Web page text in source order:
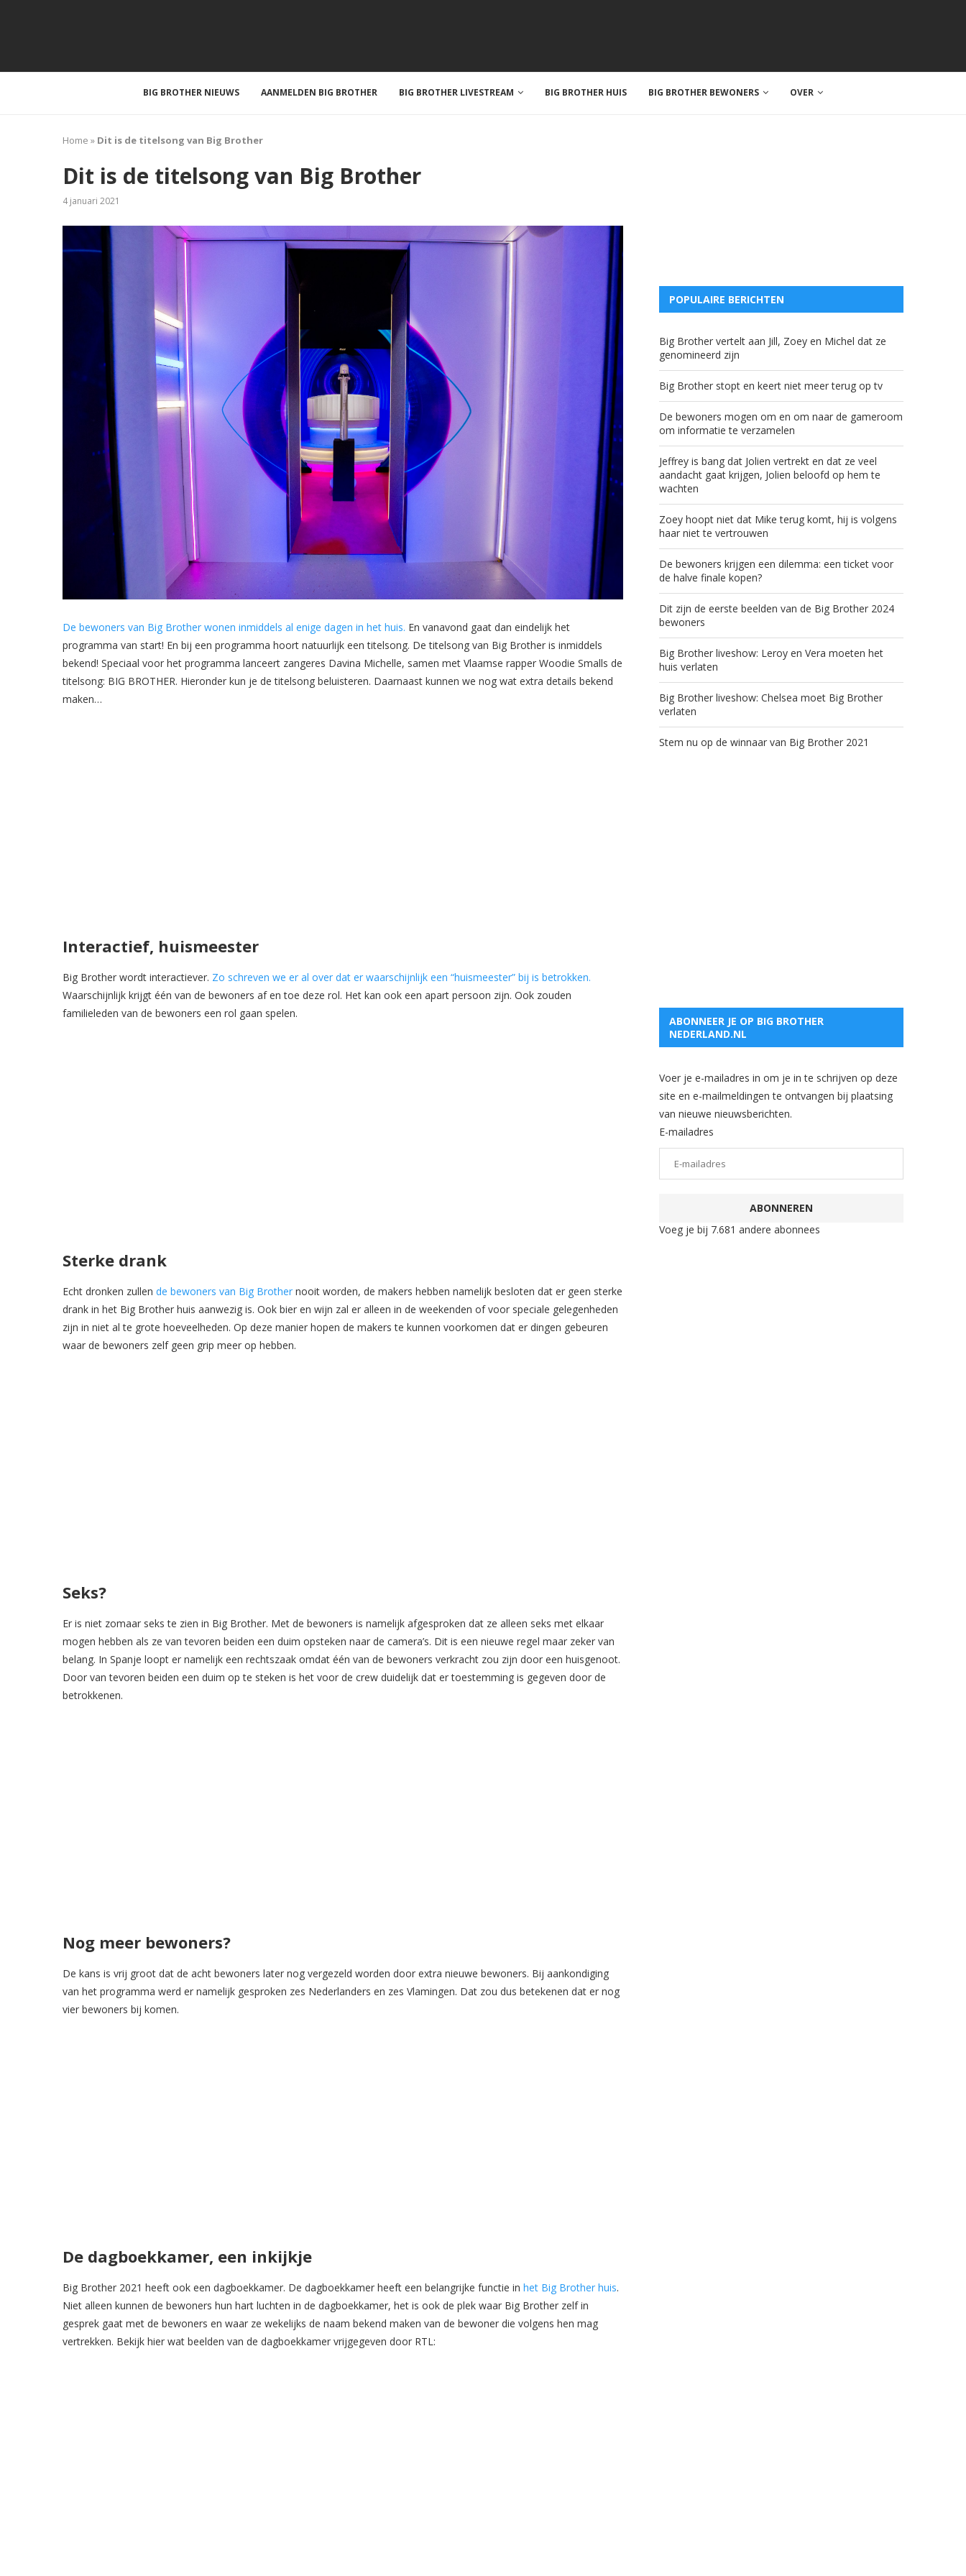
BIG BROTHER NIEUWS AANMELDEN BIG BROTHER BIG BROTHER LIVESTREAM BIG BROTHER HUIS BIG BROTHER BEWONERS OVER
Home » Dit is de titelsong van Big Brother
Dit is de titelsong van Big Brother
4 januari 2021
De bewoners van Big Brother wonen inmiddels al enige dagen in het huis. En vanavond gaat dan eindelijk het
programma van start! En bij een programma hoort natuurlijk een titelsong. De titelsong van Big Brother is inmiddels
bekend! Speciaal voor het programma lanceert zangeres Davina Michelle, samen met Vlaamse rapper Woodie Smalls de
titelsong: BIG BROTHER. Hieronder kun je de titelsong beluisteren. Daarnaast kunnen we nog wat extra details bekend
maken…
Interactief, huismeester
Big Brother wordt interactiever. Zo schreven we er al over dat er waarschijnlijk een “huismeester” bij is betrokken.
Waarschijnlijk krijgt één van de bewoners af en toe deze rol. Het kan ook een apart persoon zijn. Ook zouden
familieleden van de bewoners een rol gaan spelen.
Sterke drank
Echt dronken zullen de bewoners van Big Brother nooit worden, de makers hebben namelijk besloten dat er geen sterke
drank in het Big Brother huis aanwezig is. Ook bier en wijn zal er alleen in de weekenden of voor speciale gelegenheden
zijn in niet al te grote hoeveelheden. Op deze manier hopen de makers te kunnen voorkomen dat er dingen gebeuren
waar de bewoners zelf geen grip meer op hebben.
Seks?
Er is niet zomaar seks te zien in Big Brother. Met de bewoners is namelijk afgesproken dat ze alleen seks met elkaar
mogen hebben als ze van tevoren beiden een duim opsteken naar de camera’s. Dit is een nieuwe regel maar zeker van
belang. In Spanje loopt er namelijk een rechtszaak omdat één van de bewoners verkracht zou zijn door een huisgenoot.
Door van tevoren beiden een duim op te steken is het voor de crew duidelijk dat er toestemming is gegeven door de
betrokkenen.
Nog meer bewoners?
De kans is vrij groot dat de acht bewoners later nog vergezeld worden door extra nieuwe bewoners. Bij aankondiging
van het programma werd er namelijk gesproken zes Nederlanders en zes Vlamingen. Dat zou dus betekenen dat er nog
vier bewoners bij komen.
De dagboekkamer, een inkijkje
Big Brother 2021 heeft ook een dagboekkamer. De dagboekkamer heeft een belangrijke functie in het Big Brother huis.
Niet alleen kunnen de bewoners hun hart luchten in de dagboekkamer, het is ook de plek waar Big Brother zelf in
gesprek gaat met de bewoners en waar ze wekelijks de naam bekend maken van de bewoner die volgens hen mag
vertrekken. Bekijk hier wat beelden van de dagboekkamer vrijgegeven door RTL:
POPULAIRE BERICHTEN
Big Brother vertelt aan Jill, Zoey en Michel dat ze
genomineerd zijn
Big Brother stopt en keert niet meer terug op tv
De bewoners mogen om en om naar de gameroom
om informatie te verzamelen
Jeffrey is bang dat Jolien vertrekt en dat ze veel
aandacht gaat krijgen, Jolien beloofd op hem te
wachten
Zoey hoopt niet dat Mike terug komt, hij is volgens
haar niet te vertrouwen
De bewoners krijgen een dilemma: een ticket voor
de halve finale kopen?
Dit zijn de eerste beelden van de Big Brother 2024
bewoners
Big Brother liveshow: Leroy en Vera moeten het
huis verlaten
Big Brother liveshow: Chelsea moet Big Brother
verlaten
Stem nu op de winnaar van Big Brother 2021
ABONNEER JE OP BIG BROTHER
NEDERLAND.NL
Voer je e-mailadres in om je in te schrijven op deze
site en e-mailmeldingen te ontvangen bij plaatsing
van nieuwe nieuwsberichten.
E-mailadres
ABONNEREN
Voeg je bij 7.681 andere abonnees